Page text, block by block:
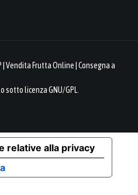
| Vendita Frutta Online | Consegna a
sottolicenza GNU/GPL.
relative alla privacy